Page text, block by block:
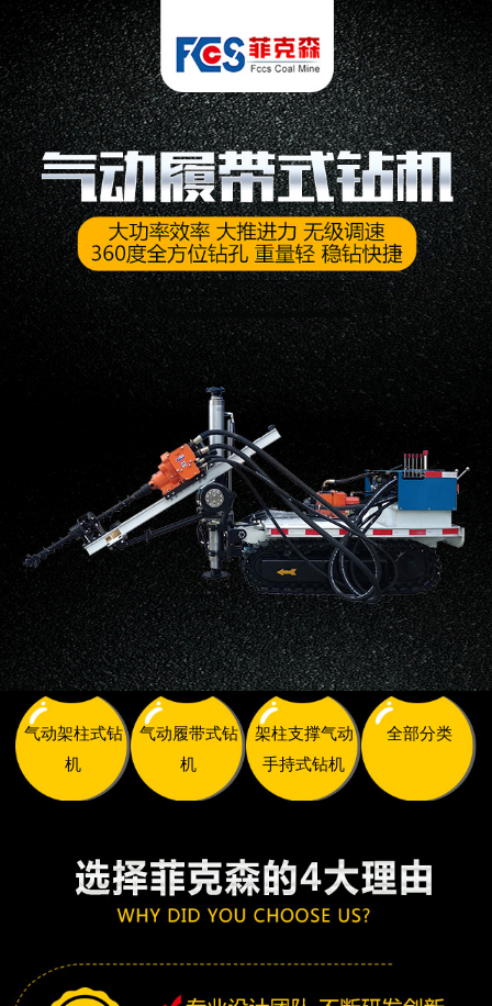
气动架柱式钻
机
气动履带式钻
机
架柱支撑气动
手持式钻机
全部分类